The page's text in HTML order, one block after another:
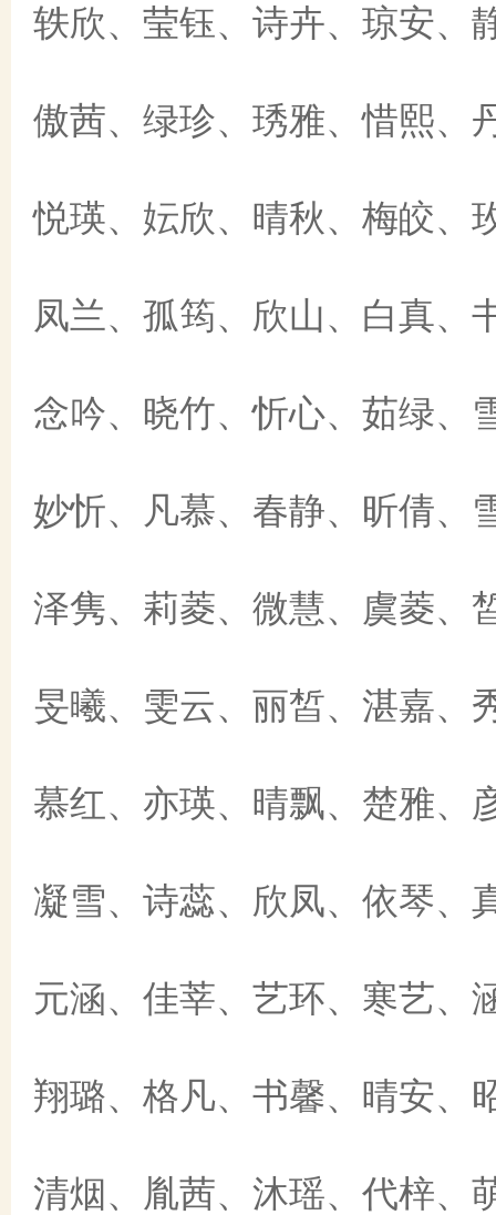
轶欣、莹钰、诗卉、琼安、
傲茜、绿珍、琇雅、惜熙、
悦瑛、妘欣、晴秋、梅皎、
凤兰、孤筠、欣山、白真、
念吟、晓竹、忻心、茹绿、
妙忻、凡慕、春静、昕倩、
泽隽、莉菱、微慧、虞菱、
旻曦、雯云、丽皙、湛嘉、
慕红、亦瑛、晴飘、楚雅、
凝雪、诗蕊、欣凤、依琴、
元涵、佳莘、艺环、寒艺、
翔璐、格凡、书馨、晴安、
清烟、胤茜、沐瑶、代梓、